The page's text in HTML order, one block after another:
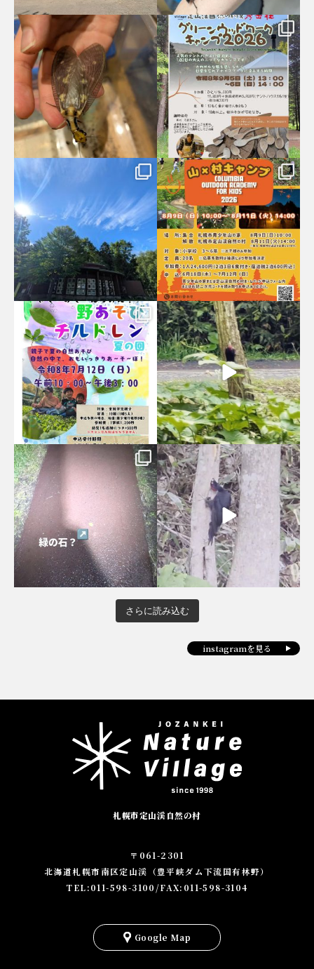
さらに読み込む
instagramを見る
札幌市定山渓自然の村
〒061-2301
北海道札幌市南区定山渓（豊平峡ダム下流国有林野）
TEL:011-598-3100/FAX:011-598-3104
Google Map
を
見
る